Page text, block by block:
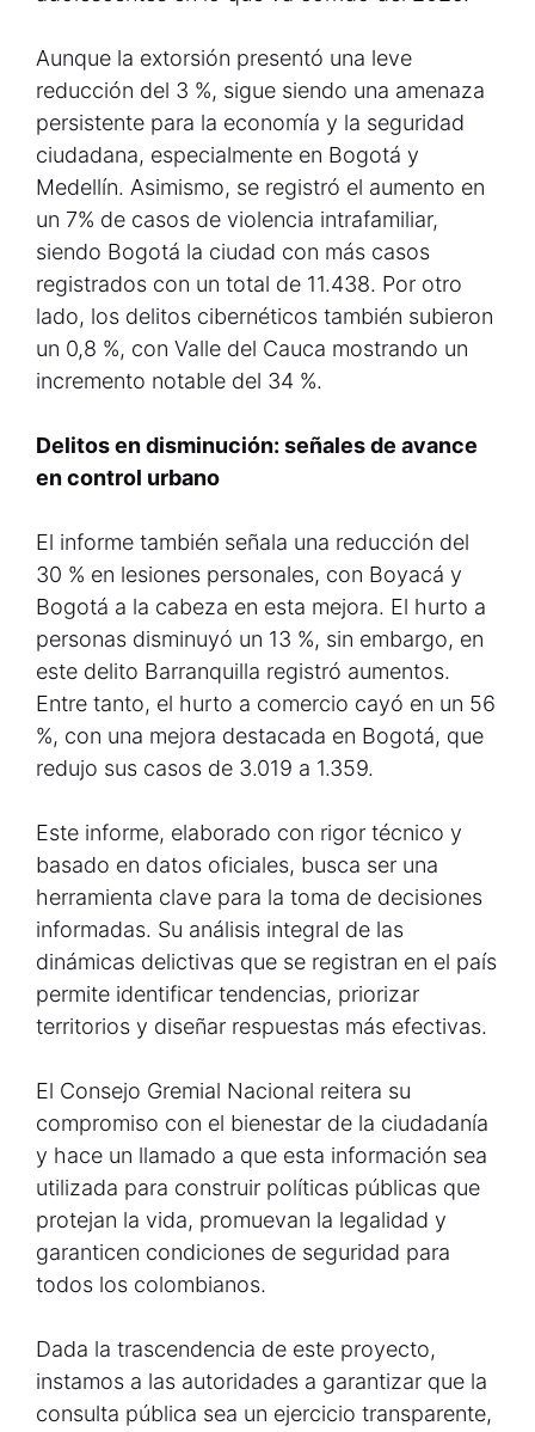
Aunque la extorsión presentó una leve
reducción del 3 %, sigue siendo una amenaza
persistente para la economía y la seguridad
ciudadana, especialmente en Bogotá y
Medellín. Asimismo, se registró el aumento en
un 7% de casos de violencia intrafamiliar,
siendo Bogotá la ciudad con más casos
registrados con un total de 11.438. Por otro
lado, los delitos cibernéticos también subieron
un 0,8 %, con Valle del Cauca mostrando un
incremento notable del 34 %.
Delitos en disminución: señales de avance
en control urbano
El informe también señala una reducción del
30 % en lesiones personales, con Boyacá y
Bogotá a la cabeza en esta mejora. El hurto a
personas disminuyó un 13 %, sin embargo, en
este delito Barranquilla registró aumentos.
Entre tanto, el hurto a comercio cayó en un 56
%, con una mejora destacada en Bogotá, que
redujo sus casos de 3.019 a 1.359.
Este informe, elaborado con rigor técnico y
basado en datos oficiales, busca ser una
herramienta clave para la toma de decisiones
informadas. Su análisis integral de las
dinámicas delictivas que se registran en el país
permite identificar tendencias, priorizar
territorios y diseñar respuestas más efectivas.
El Consejo Gremial Nacional reitera su
compromiso con el bienestar de la ciudadanía
y hace un llamado a que esta información sea
utilizada para construir políticas públicas que
protejan la vida, promuevan la legalidad y
garanticen condiciones de seguridad para
todos los colombianos.
Dada la trascendencia de este proyecto,
instamos a las autoridades a garantizar que la
consulta pública sea un ejercicio transparente,